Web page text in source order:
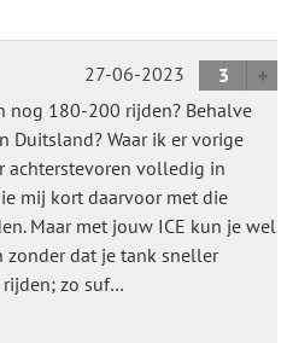
27-06-2023
3
nog 180-200 rijden? Behalve
Duitsland? Waar ik er vorige
achterstevoren volledig in
mij kort daarvoor met die
Maar met jouw ICE kun je wel
zonder dat je tank sneller
rijden; zo suf…